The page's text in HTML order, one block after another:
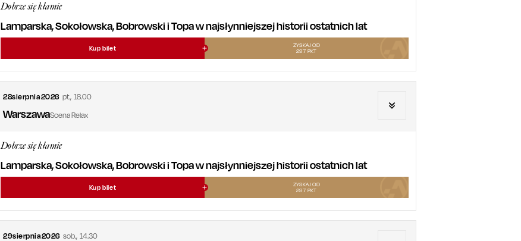
Dobrze się kłamie
Lamparska, Sokołowska, Bobrowski i Topa w najsłynniejszej historii ostatnich lat
Kup bilet
ZYSKAJ OD
297 PKT
28sierpnia2026 pt., 18.00
WarszawaScena Relax
Dobrze się kłamie
Lamparska, Sokołowska, Bobrowski i Topa w najsłynniejszej historii ostatnich lat
Kup bilet
ZYSKAJ OD
297 PKT
29sierpnia2026 sob., 14.30